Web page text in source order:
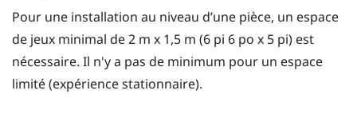
Pour une installation au niveau d’une pièce, un espace
de jeux minimal de 2 m x 1,5 m (6 pi 6 po x 5 pi) est
nécessaire. Il n'y a pas de minimum pour un espace
limité (expérience stationnaire).